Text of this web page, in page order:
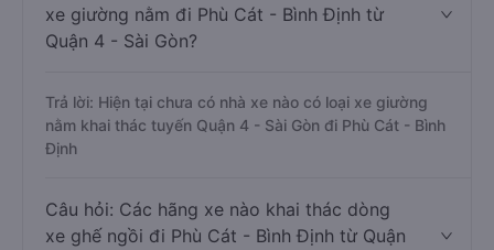
xe giường nằm đi Phù Cát - Bình Định từ
Quận 4 - Sài Gòn?
Trả lời: Hiện tại chưa có nhà xe nào có loại xe giường
nằm khai thác tuyến Quận 4 - Sài Gòn đi Phù Cát - Bình
Định
Câu hỏi: Các hãng xe nào khai thác dòng
xe ghế ngồi đi Phù Cát - Bình Định từ Quận